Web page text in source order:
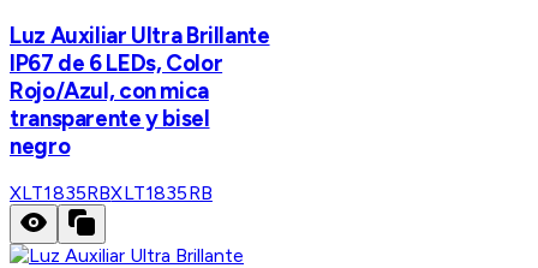
Luz Auxiliar Ultra Brillante
IP67 de 6 LEDs, Color
Rojo/Azul, con mica
transparente y bisel
negro
XLT1835RBXLT1835RB